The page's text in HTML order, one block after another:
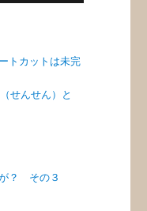
トカットは未完
せんせん）と
？ その３